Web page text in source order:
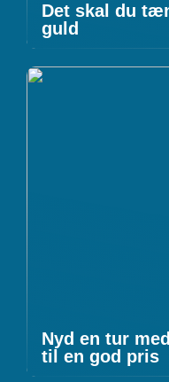
Det skal du
guld
Nyd en tur
til en god pris